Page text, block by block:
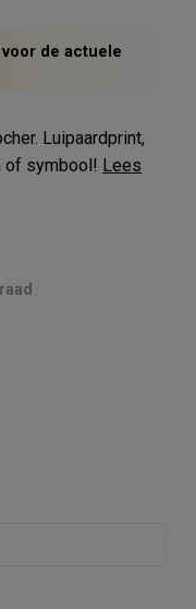
de actuele
Luipaardprint,
of symbool! Lees